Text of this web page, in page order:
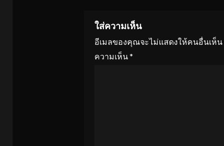
ใส่ความเห็น
อีเมลของคุณจะไม่แสดงให้คนอื่นเห็น
ความเห็น*